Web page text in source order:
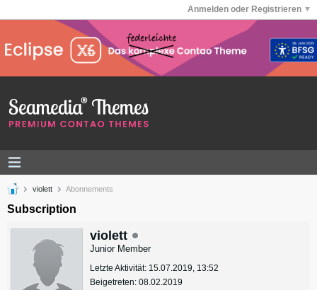
Anmelden oder Registrieren
violett Abonnements
Subscription
violett
Junior Member
Letzte Aktivität: 15.07.2019, 13:52
Beigetreten: 08.02.2019